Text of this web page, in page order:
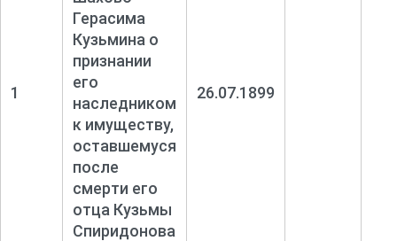
1
Герасима
Кузьмина о
признании
его
наследником
к имуществу,
оставшемуся
после
смерти его
отца Кузьмы
Спиридонова
26.07.1899